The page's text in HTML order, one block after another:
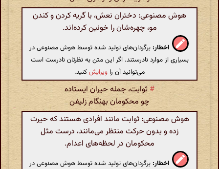
هوش مصنوعی: دختران نعش، با گریه کردن و کندن
مو، چهره‌شان را خونین کرده‌اند.
اخطار: برگردان‌های تولید شده توسط هوش مصنوعی در
بسیاری از موارد نادرستند. اگر این متن به نظرتان نادرست است
می‌توانید آن را ویرایشکنید.
#ثوابت، جمله حیران ایستاده
چو محکومان بهنگام زلیفن
هوش مصنوعی: ثوابت مانند افرادی هستند که حیرت
زده و بدون حرکت منتظر می‌مانند، درست مثل
محکومان در لحظه‌های اعدام.
اخطار: برگردان‌های تولید شده توسط هوش مصنوعی در